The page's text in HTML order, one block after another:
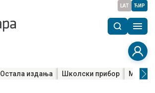
LAT ЋИР
Остала издања Школски прибор Мала